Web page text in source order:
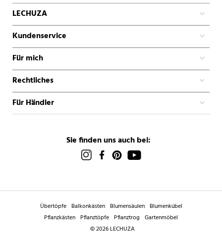
LECHUZA
Kundenservice
Für mich
Rechtliches
Für Händler
Sie finden uns auch bei:
Übertöpfe Balkonkästen Blumensäulen Blumenkübel
Pflanzkästen Pflanztöpfe Pflanztrog Gartenmöbel
© 2026 LECHUZA